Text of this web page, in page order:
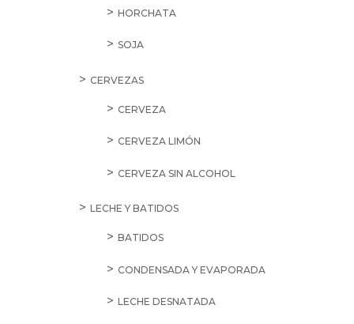
HORCHATA
SOJA
CERVEZAS
CERVEZA
CERVEZA LIMÓN
CERVEZA SIN ALCOHOL
LECHE Y BATIDOS
BATIDOS
CONDENSADA Y EVAPORADA
LECHE DESNATADA